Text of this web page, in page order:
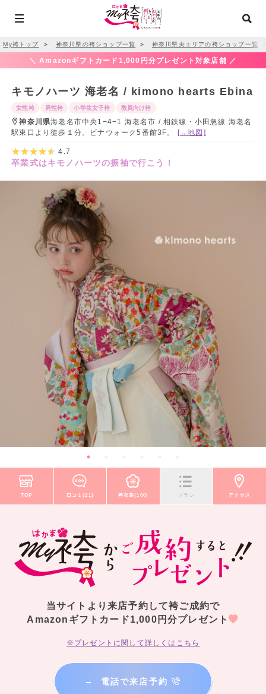
My袴トップ ＞ 神奈川県の袴ショップ一覧 ＞ 神奈川県央エリアの袴ショップ一覧
＼ Amazonギフトカード1,000円分プレゼント対象店舗 ／
キモノハーツ 海老名 / kimono hearts Ebina
女性袴 男性袴 小学生女子袴 教員向け袴
神奈川県海老名市中央1−4−1 海老名市 / 相鉄線・小田急線 海老名
駅東口より徒歩１分。ビナウォーク5番館3F。 [→地図]
4.7
卒業式はキモノハーツの振袖で行こう！
TOP 口コミ(21) 袴衣装(100) プラン アクセス
当サイトより来店予約して袴ご成約で
Amazonギフトカード1,000円分プレゼント
※プレゼントに関して詳しくはこちら
→ 電話で来店予約